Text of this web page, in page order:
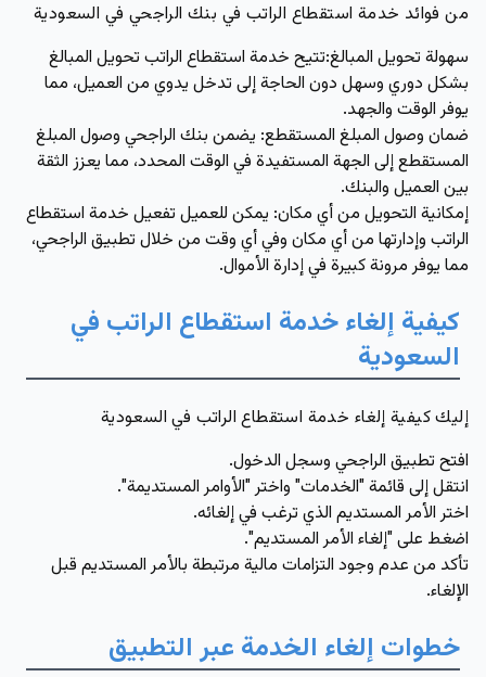
من فوائد خدمة استقطاع الراتب في بنك الراجحي في السعودية
سهولة تحويل المبالغ:تتيح خدمة استقطاع الراتب تحويل المبالغ
بشكل دوري وسهل دون الحاجة إلى تدخل يدوي من العميل، مما
يوفر الوقت والجهد.
ضمان وصول المبلغ المستقطع: يضمن بنك الراجحي وصول المبلغ
المستقطع إلى الجهة المستفيدة في الوقت المحدد، مما يعزز الثقة
بين العميل والبنك.
إمكانية التحويل من أي مكان: يمكن للعميل تفعيل خدمة استقطاع
الراتب وإدارتها من أي مكان وفي أي وقت من خلال تطبيق الراجحي،
مما يوفر مرونة كبيرة في إدارة الأموال.
كيفية إلغاء خدمة استقطاع الراتب في
السعودية
إليك كيفية إلغاء خدمة استقطاع الراتب في السعودية
افتح تطبيق الراجحي وسجل الدخول.
انتقل إلى قائمة "الخدمات" واختر "الأوامر المستديمة".
اختر الأمر المستديم الذي ترغب في إلغائه.
اضغط على "إلغاء الأمر المستديم".
تأكد من عدم وجود التزامات مالية مرتبطة بالأمر المستديم قبل
الإلغاء.
خطوات إلغاء الخدمة عبر التطبيق